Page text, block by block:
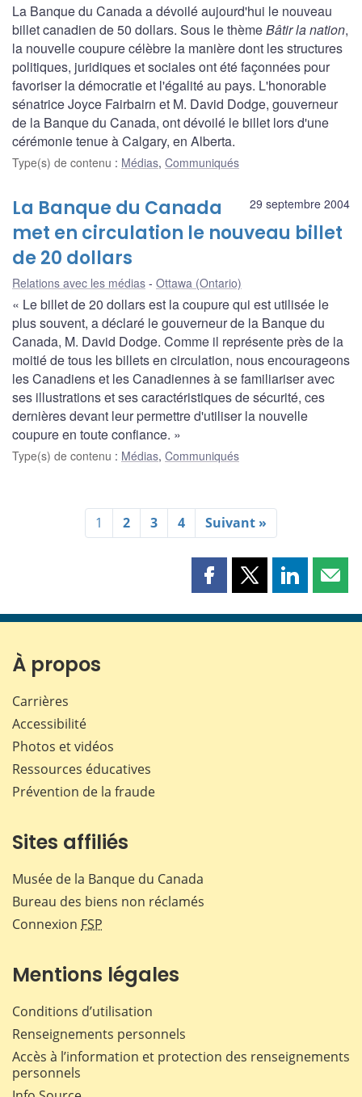
La Banque du Canada a dévoilé aujourd'hui le nouveau
billet canadien de 50 dollars. Sous le thèmeBâtir la nation,
la nouvelle coupure célèbre la manière dont les structures
politiques, juridiques et sociales ont été façonnées pour
favoriser la démocratie et l'égalité au pays. L'honorable
sénatrice Joyce Fairbairn et M. David Dodge, gouverneur
de la Banque du Canada, ont dévoilé le billet lors d'une
cérémonie tenue à Calgary, en Alberta.
Type(s) de contenu : Médias, Communiqués
29 septembre 2004
La Banque du Canada
met en circulation le nouveau billet
de 20 dollars
Relations avec les médias Ottawa (Ontario)
« Le billet de 20 dollars est la coupure qui est utilisée le
plus souvent, a déclaré le gouverneur de la Banque du
Canada, M. David Dodge. Comme il représente près de la
moitié de tous les billets en circulation, nous encourageons
les Canadiens et les Canadiennes à se familiariser avec
ses illustrations et ses caractéristiques de sécurité, ces
dernières devant leur permettre d'utiliser la nouvelle
coupure en toute confiance. »
Type(s) de contenu : Médias, Communiqués
1 2 3 4 Suivant »
Partager
page
Partager
page
Partager
page page
À propos
Carrières
Accessibilité
Photos et vidéos
Ressources éducatives
Prévention de la fraude
Sites affiliés
Musée de la Banque du Canada
Bureau des biens non réclamés
Connexion FSP
Mentions légales
Conditions d’utilisation
Renseignements personnels
Accès à l’information et protection des renseignements
personnels